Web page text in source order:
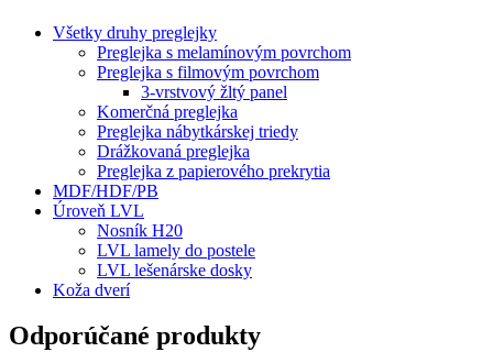
Všetky druhy preglejky
Preglejka s melamínovým povrchom
Preglejka s filmovým povrchom
3-vrstvový žltý panel
Komerčná preglejka
Preglejka nábytkárskej triedy
Drážkovaná preglejka
Preglejka z papierového prekrytia
MDF/HDF/PB
Úroveň LVL
Nosník H20
LVL lamely do postele
LVL lešenárske dosky
Koža dverí
Odporúčané produkty